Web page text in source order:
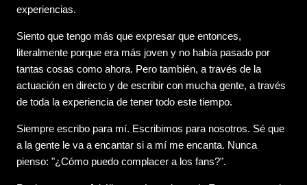
experiencias.
Siento que tengo más que expresar que entonces,
literalmente porque era más joven y no había pasado por
tantas cosas como ahora. Pero también, a través de la
actuación en directo y de escribir con mucha gente, a través
de toda la experiencia de tener todo este tiempo.
Siempre escribo para mí. Escribimos para nosotros. Sé que
a la gente le va a encantar si a mí me encanta. Nunca
pienso: "¿Cómo puedo complacer a los fans?".